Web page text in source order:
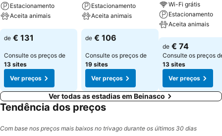
Estacionamento
Aceita animais
Ver preços
de € 131
Consulte os preços de
13 sites
Ver preços
Estacionamento
Aceita animais
Ver preços
de € 106
Consulte os preços de
19 sites
Ver preços
Wi-Fi grátis
Estacionamento
Aceita animais
Ver preços
de € 74
Consulte os preços
13 sites
Ver preços
Ver todas as estadias em Beinasco
Tendência dos preços
Com base nos preços mais baixos no trivago durante os últimos 30 dias